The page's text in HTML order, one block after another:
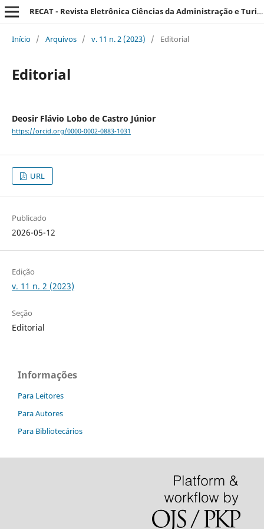
RECAT - Revista Eletrônica Ciências da Administração e Turismo
Início / Arquivos / v. 11 n. 2 (2023) / Editorial
Editorial
Deosir Flávio Lobo de Castro Júnior
https://orcid.org/0000-0002-0883-1031
URL
Publicado
2026-05-12
Edição
v. 11 n. 2 (2023)
Seção
Editorial
Informações
Para Leitores
Para Autores
Para Bibliotecários